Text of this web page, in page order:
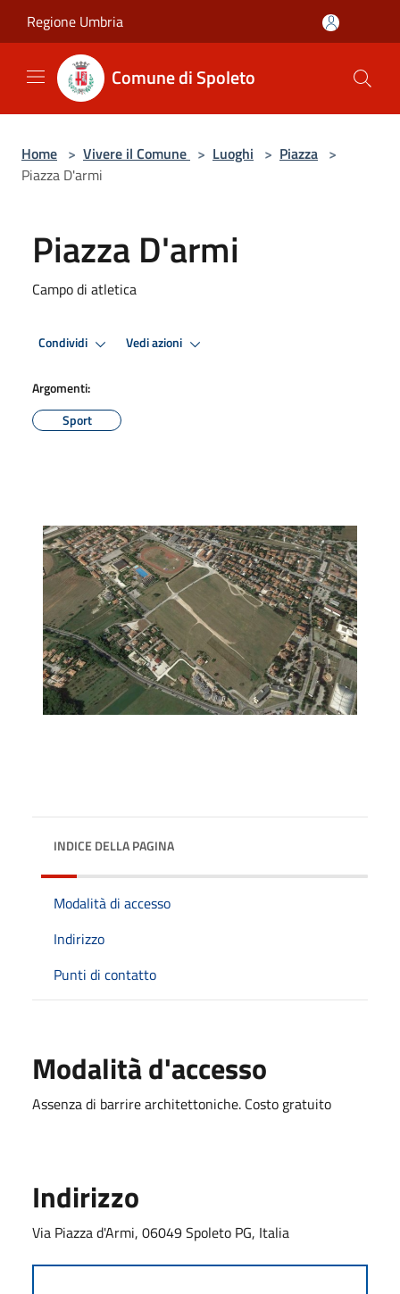
Regione Umbria
Comune di Spoleto
Home > Vivere il Comune > Luoghi > Piazza >
Piazza D'armi
Piazza D'armi
Campo di atletica
Condividi Vedi azioni
Argomenti:
Sport
INDICE DELLA PAGINA
Modalità di accesso
Indirizzo
Punti di contatto
Modalità d'accesso
Assenza di barrire architettoniche. Costo gratuito
Indirizzo
Via Piazza d'Armi, 06049 Spoleto PG, Italia